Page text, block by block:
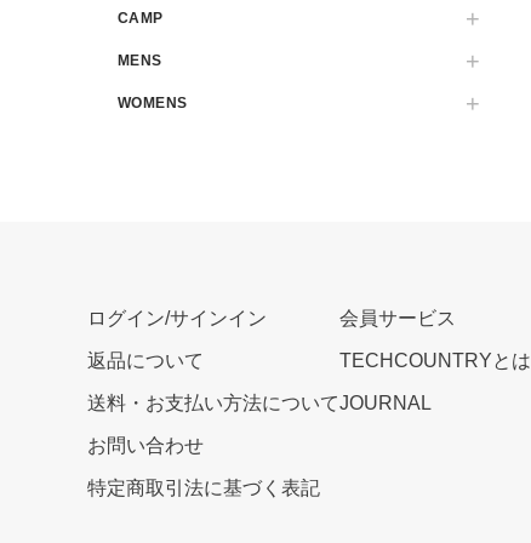
CAMP
MENS
WOMENS
ログイン/サインイン
返品について
送料・お支払い方法について
お問い合わせ
特定商取引法に基づく表記
会員サービス
TECHCOUNTRYとは
JOURNAL